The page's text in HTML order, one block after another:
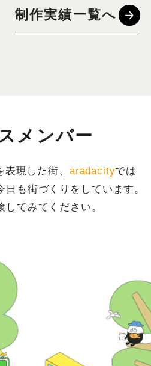
制作実績一覧へ
メンバー
現した街、 aradacityでは
も街づくりをしています。
してみてください。